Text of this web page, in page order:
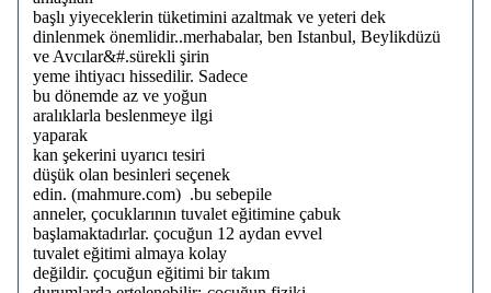
başlı yiyeceklerin tüketimini azaltmak ve yeteri dek
dinlenmek önemlidir..merhabalar, ben Istanbul, Beylikdüzü
ve Avcılar&#.sürekli şirin
yeme ihtiyacı hissedilir. Sadece
bu dönemde az ve yoğun
aralıklarla beslenmeye ilgi
yaparak
kan şekerini uyarıcı tesiri
düşük olan besinleri seçenek
edin. (mahmure.com) .bu sebepile
anneler, çocuklarının tuvalet eğitimine çabuk
başlamaktadırlar. çocuğun 12 aydan evvel
tuvalet eğitimi almaya kolay
değildir. çocuğun eğitimi bir takım